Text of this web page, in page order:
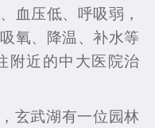
血压低、呼吸弱，
氧、降温、补水等
附近的中大医院治
武湖有一位园林